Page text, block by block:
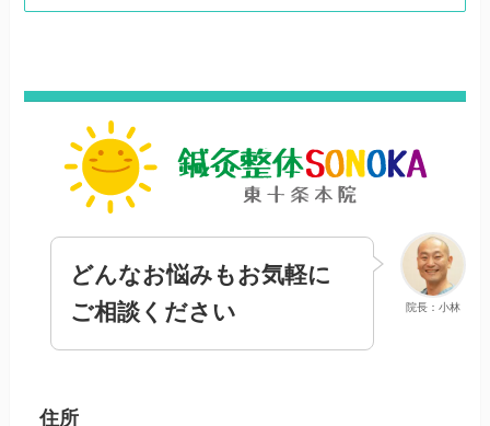
院長：小林
どんなお悩みもお気軽に
ご相談ください
住所